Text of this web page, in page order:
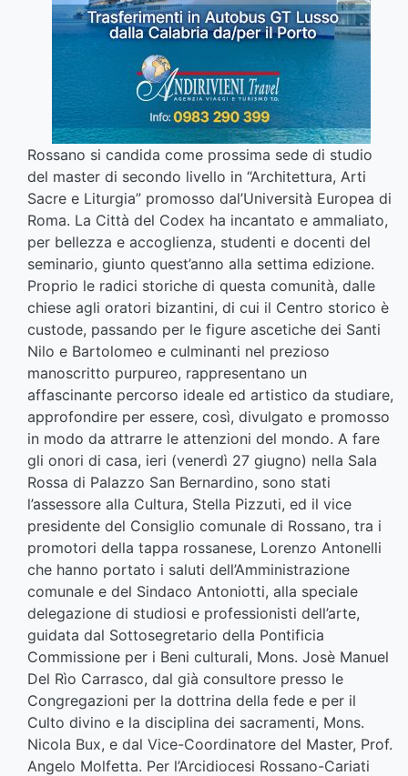
Rossano si candida come prossima sede di studio
del master di secondo livello in “Architettura, Arti
Sacre e Liturgia” promosso dal’Università Europea di
Roma. La Città del Codex ha incantato e ammaliato,
per bellezza e accoglienza, studenti e docenti del
seminario, giunto quest’anno alla settima edizione.
Proprio le radici storiche di questa comunità, dalle
chiese agli oratori bizantini, di cui il Centro storico è
custode, passando per le figure ascetiche dei Santi
Nilo e Bartolomeo e culminanti nel prezioso
manoscritto purpureo, rappresentano un
affascinante percorso ideale ed artistico da studiare,
approfondire per essere, così, divulgato e promosso
in modo da attrarre le attenzioni del mondo. A fare
gli onori di casa, ieri (venerdì 27 giugno) nella Sala
Rossa di Palazzo San Bernardino, sono stati
l’assessore alla Cultura, Stella Pizzuti, ed il vice
presidente del Consiglio comunale di Rossano, tra i
promotori della tappa rossanese, Lorenzo Antonelli
che hanno portato i saluti dell’Amministrazione
comunale e del Sindaco Antoniotti, alla speciale
delegazione di studiosi e professionisti dell’arte,
guidata dal Sottosegretario della Pontificia
Commissione per i Beni culturali, Mons. Josè Manuel
Del Rìo Carrasco, dal già consultore presso le
Congregazioni per la dottrina della fede e per il
Culto divino e la disciplina dei sacramenti, Mons.
Nicola Bux, e dal Vice-Coordinatore del Master, Prof.
Angelo Molfetta. Per l’Arcidiocesi Rossano-Cariati